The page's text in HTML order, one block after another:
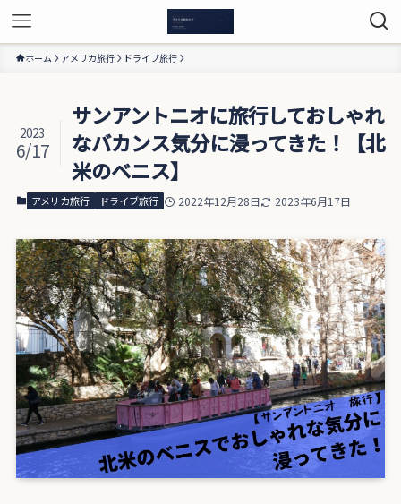
ホーム アメリカ旅行 ドライブ旅行
サンアントニオに旅行しておしゃれ
なバカンス気分に浸ってきた！【北
米のベニス】
2023
6/17
アメリカ旅行 ドライブ旅行 2022年12月28日 2023年6月17日